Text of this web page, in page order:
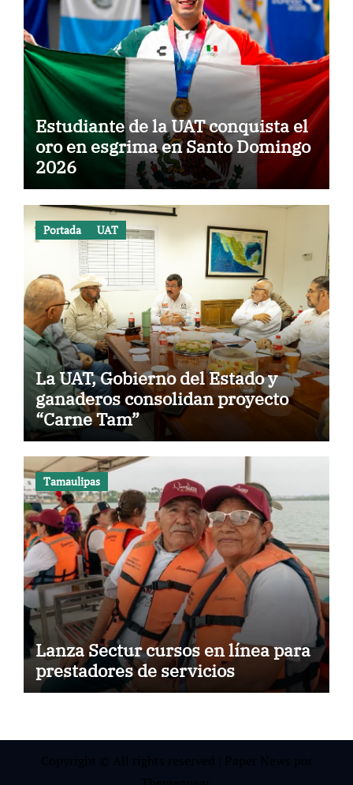
Estudiante de la UAT conquista el
oro en esgrima en Santo Domingo
2026
Portada UAT
La UAT, Gobierno del Estado y
ganaderos consolidan proyecto
“Carne Tam”
Tamaulipas
Lanza Sectur cursos en línea para
prestadores de servicios